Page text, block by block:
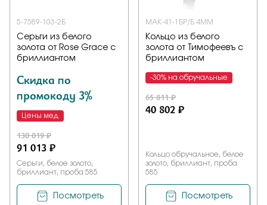
5-7589-103-2Б
Серьги из белого
золота от Rose Grace с
бриллиантом
Скидка по
промокоду 3%
Цены мед
130 019 ₽
91 013 ₽
Серьги, белое золото,
бриллиант, проба 585
Посмотреть
МАК-41-1БР/Б 4ММ
Кольцо из белого
золота от Тимофеевъ с
бриллиантом
-30% на обручальные
65 811 ₽
40 802 ₽
Кольцо обручальное, белое
золото, бриллиант, проба
585
Посмотреть